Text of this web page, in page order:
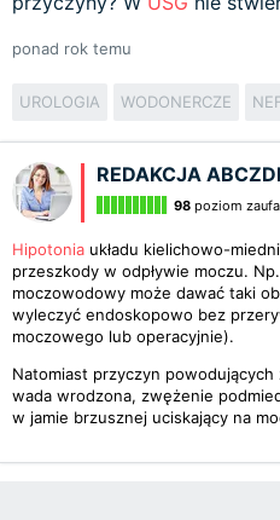
ponad rok temu
UROLOGIA WODONERCZE
REDAKCJA
98 poziom
Hipotonia układu kielichowo-
przeszkody w odpływie moczu. Np.
moczowodowy może dawać taki
wyleczyć endoskopowo bez
moczowego lub operacyjnie).
Natomiast przyczyn
wada wrodzona, zwężenie
w jamie brzusznej uciskający na